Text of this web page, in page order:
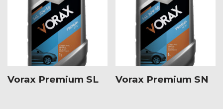
Vorax Premium SL Vorax Premium SN